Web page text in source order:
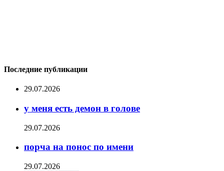
Последние публикации
29.07.2026
у меня есть демон в голове
29.07.2026
порча на понос по имени
29.07.2026